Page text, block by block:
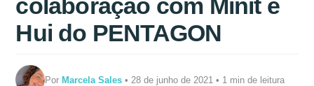
colaboração com Minit e
Hui do PENTAGON
PorMarcela Sales • 28 de junho de 2021 • 1 min de leitura